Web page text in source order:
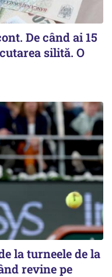
De când ai 15
silită. O
la turneele de la
revine pe